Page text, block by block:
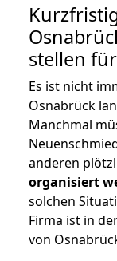
stellen
Es ist nicht
Osnabrück
Manchmal
anderen
organisiert
solchen
Firma ist in
von